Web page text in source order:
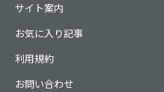
サイト案内
お気に入り記事
利用規約
お問い合わせ